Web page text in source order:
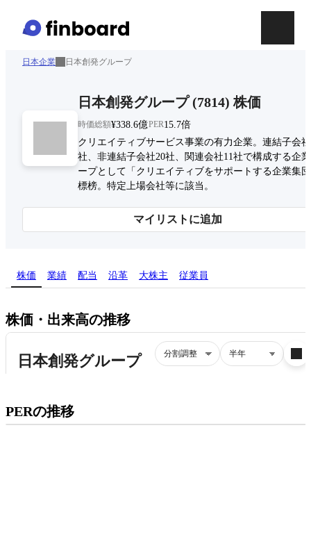
日本企業 日本創発グループ
日本創発グループ(7814) 株価
時価総額¥338.6億PER15.7倍
クリエイティブサービス事業の有力企業。連結子会
社、非連結子会社20社、関連会社11社で構成する企
ープとして「クリエイティブをサポートする企業集
標榜。特定上場会社等に該当。
マイリストに追加
株価 業績 配当 沿革 大株主 従業員
株価・出来高の推移
PERの推移プレミアム会員にご登録いただくと、
PERの推移にアクセスできます。